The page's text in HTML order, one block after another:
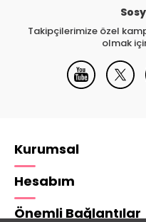
Takipçilerimize özel
olmak
Kurumsal
Hesabım
Önemli Bağlantılar